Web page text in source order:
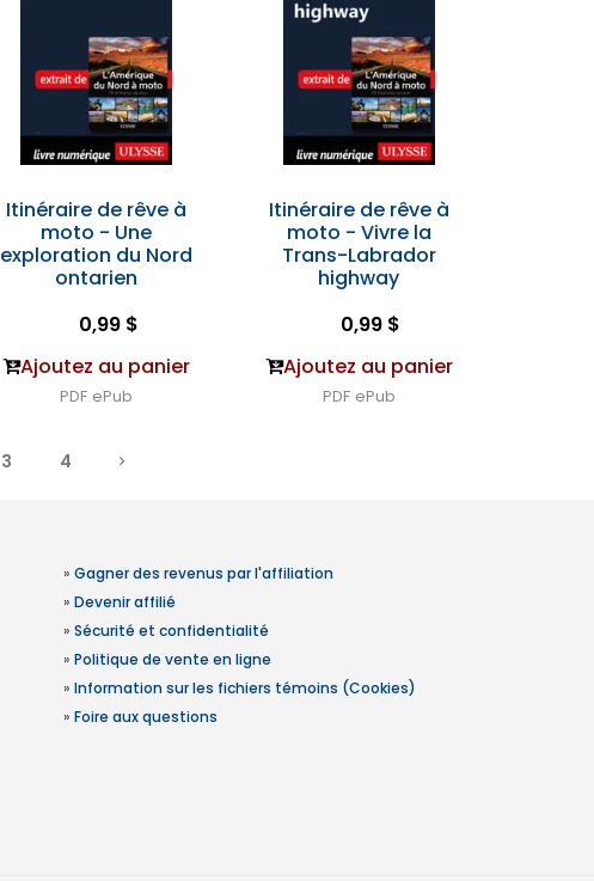
Itinéraire de rêve à
moto - Une
exploration du Nord
ontarien
0,99 $
Ajoutez au panier
PDF ePub
Itinéraire de rêve à
moto - Vivre la
Trans-Labrador
highway
0,99 $
Ajoutez au panier
PDF ePub
3 4
» Gagner des revenus par l'affiliation
» Devenir affilié
» Sécurité et confidentialité
» Politique de vente en ligne
» Information sur les fichiers témoins (Cookies)
» Foire aux questions